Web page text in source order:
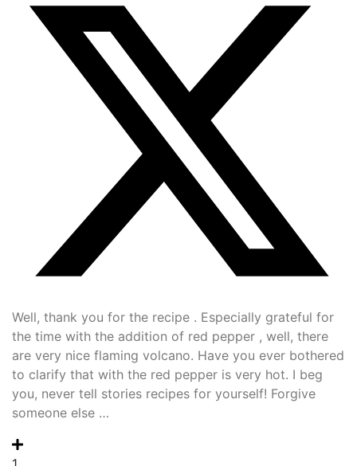
Well, thank you for the recipe . Especially grateful for
the time with the addition of red pepper , well, there
are very nice flaming volcano. Have you ever bothered
to clarify that with the red pepper is very hot. I beg
you, never tell stories recipes for yourself! Forgive
someone else …